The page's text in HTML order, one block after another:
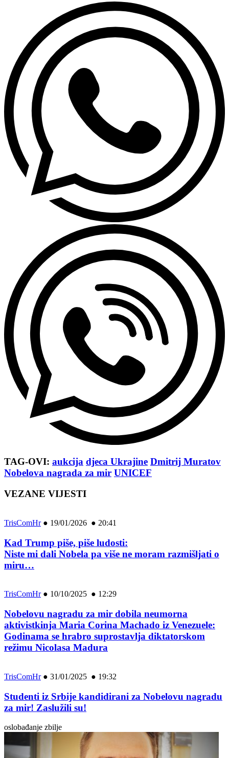
TAG-OVI: aukcija djeca Ukrajine Dmitrij Muratov
Nobelova nagrada za mir UNICEF
VEZANE VIJESTI
TrisComHr● 19/01/2026 ● 20:41
Kad Trump piše, piše ludosti:
Niste mi dali Nobela pa više ne moram razmišljati o
miru…
TrisComHr● 10/10/2025 ● 12:29
Nobelovu nagradu za mir dobila neumorna
aktivistkinja Maria Corina Machado iz Venezuele:
Godinama se hrabro suprostavlja diktatorskom
režimu Nicolasa Madura
TrisComHr● 31/01/2025 ● 19:32
Studenti iz Srbije kandidirani za Nobelovu nagradu
za mir! Zaslužili su!
oslobađanje zbilje